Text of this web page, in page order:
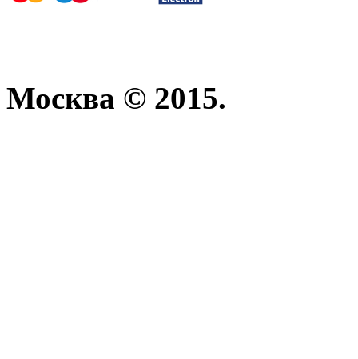
Москва © 2015.